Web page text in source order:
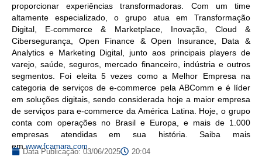
proporcionar experiências transformadoras. Com um time
altamente especializado, o grupo atua em Transformação
Digital, E-commerce & Marketplace, Inovação, Cloud &
Cibersegurança, Open Finance & Open Insurance, Data &
Analytics e Marketing Digital, junto aos principais players de
varejo, saúde, seguros, mercado financeiro, indústria e outros
segmentos. Foi eleita 5 vezes como a Melhor Empresa na
categoria de serviços de e-commerce pela ABComm e é líder
em soluções digitais, sendo considerada hoje a maior empresa
de serviços para e-commerce da América Latina. Hoje, o grupo
conta com operações no Brasil e Europa, e mais de 1.000
empresas atendidas em sua história. Saiba mais
em www.fcamara.com
Data Publicação:03/06/2025 20:04